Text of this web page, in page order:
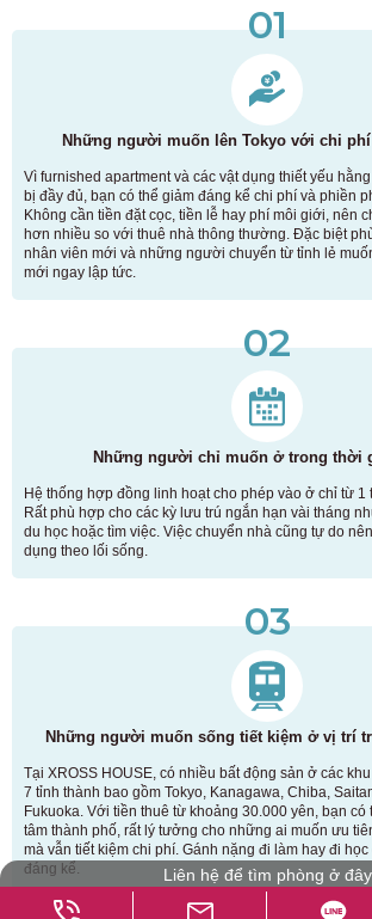
01
Những người muốn lên Tokyo với chi
Vì furnished apartment và các vật dụng thiết yếu
bị đầy đủ, bạn có thể giảm đáng kể chi phí và phiền
Không cần tiền đặt cọc, tiền lễ hay phí môi giới, nên
hơn nhiều so với thuê nhà thông thường. Đặc biệt
nhân viên mới và những người chuyển từ tỉnh lẻ
mới ngay lập tức.
02
Những người chỉ muốn ở trong thời
Hệ thống hợp đồng linh hoạt cho phép vào ở chỉ từ 1
Rất phù hợp cho các kỳ lưu trú ngắn hạn vài tháng
du học hoặc tìm việc. Việc chuyển nhà cũng tự do
dụng theo lối sống.
03
Những người muốn sống tiết kiệm ở vị trí
Tại XROSS HOUSE, có nhiều bất động sản ở các
7 tỉnh thành bao gồm Tokyo, Kanagawa, Chiba,
Fukuoka. Với tiền thuê từ khoảng 30.000 yên, bạn có
tâm thành phố, rất lý tưởng cho những ai muốn ưu
mà vẫn tiết kiệm chi phí. Gánh nặng đi làm hay đi
đáng kể.
Liên hệ để tìm phòng ở đây